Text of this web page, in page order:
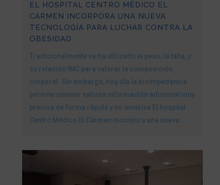
EL HOSPITAL CENTRO MÉDICO EL
CARMEN INCORPORA UNA NUEVA
TECNOLOGÍA PARA LUCHAR CONTRA LA
OBESIDAD
Tradicionalmente se ha utilizado el peso, la talla, y
su relación IMC para valorar la composición
corporal. Sin embargo, hoy día la bioimpedancia
permite obtener valiosa información adicional muy
precisa de forma rápida y no invasiva El hospital
Centro Médico El Carmen incorpora una nueva...